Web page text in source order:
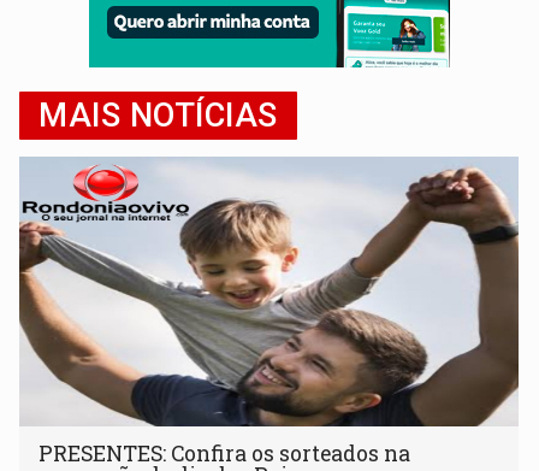
MAIS NOTÍCIAS
PRESENTES: Confira os sorteados na